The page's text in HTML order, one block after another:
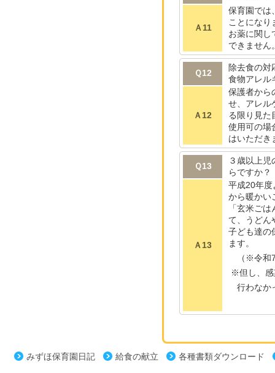
Ａ11
保育園では
ことになり
お薬に関し
できません
Ｑ12
除去食の対
食物アレル
Ａ12
保護者から
せ、アレル
る限り見た
使用可の場
はいただき
Ｑ13
３歳以上
らですか？
Ａ13
平成20年度
から暖かい
「玄米ご
て、うどん
子ども達の
ます。
（※令和7
※但し、感
行わなか
みずほ保育園日記 給食の献立 各種書類ダウンロード